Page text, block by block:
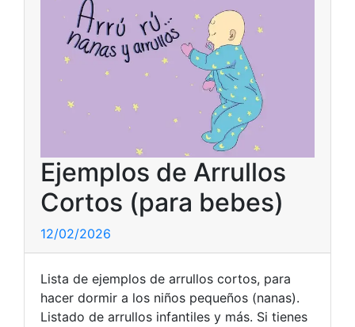
Ejemplos de Arrullos
Cortos (para bebes)
12/02/2026
Lista de ejemplos de arrullos cortos, para
hacer dormir a los niños pequeños (nanas).
Listado de arrullos infantiles y más. Si tienes